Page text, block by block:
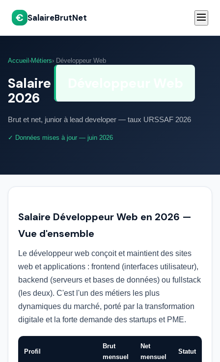
€ SalaireBrutNet
Accueil ›Métiers› Développeur Web
Salaire
2026
Brut et net, junior à lead developer — taux URSSAF 2026
✓ Données mises à jour — juin 2026
Salaire Développeur Web en 2026 —
Vue d'ensemble
Le développeur web conçoit et maintient des sites
web et applications : frontend (interfaces utilisateur),
backend (serveurs et bases de données) ou fullstack
(les deux). C'est l'un des métiers les plus
dynamiques du marché, porté par la transformation
digitale et la forte demande des startups et PME.
Profil
Brut
mensuel
Net
mensuel
Statut